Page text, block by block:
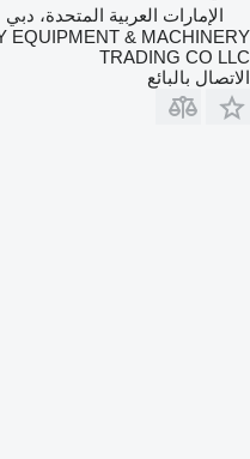
الإمارات العربية المتحدة، دبي
EQUIPMENT & MACHINERY
TRADING CO LLC
الاتصال بالبائع